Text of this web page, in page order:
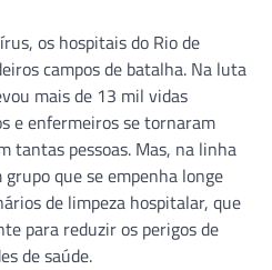
os hospitais do Rio de
campos de batalha. Na luta
mais de 13 mil vidas
e enfermeiros se tornaram
tantas pessoas. Mas, na linha
que se empenha longe
de limpeza hospitalar, que
para reduzir os perigos de
de saúde.